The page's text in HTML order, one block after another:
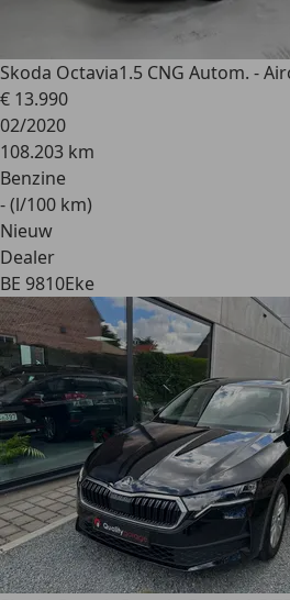
Skoda Octavia1.5 CNG Autom. -
€ 13.990
02/2020
108.203 km
Benzine
- (l/100 km)
Nieuw
Dealer
BE 9810Eke